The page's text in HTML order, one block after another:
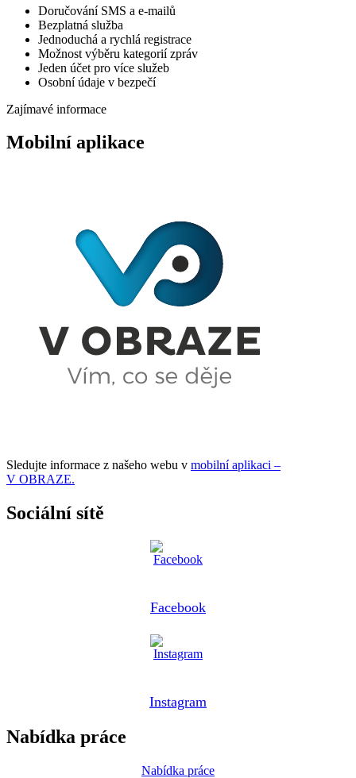
Doručování SMS a e-mailů
Bezplatná služba
Jednoduchá a rychlá registrace
Možnost výběru kategorií zpráv
Jeden účet pro více služeb
Osobní údaje v bezpečí
Zajímavé informace
Mobilní aplikace
Sledujte informace z našeho webu v mobilní aplikaci –
V OBRAZE.
Sociální sítě
Facebook
Instagram
Nabídka práce
Nabídka práce